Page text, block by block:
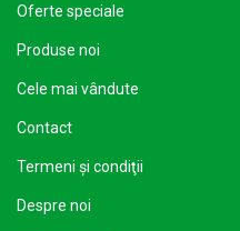
Oferte speciale
Produse noi
Cele mai vândute
Contact
Termeni şi condiţii
Despre noi